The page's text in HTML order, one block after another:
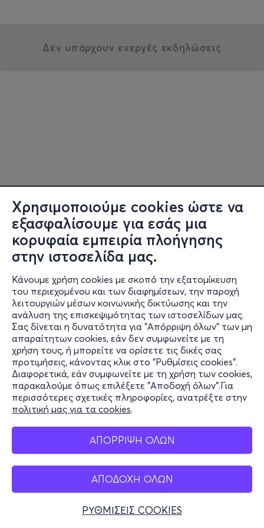
Χρησιμοποιούμε cookies ώστε να
εξασφαλίσουμε για εσάς μια
κορυφαία εμπειρία πλοήγησης
στην ιστοσελίδα μας.
Κάνουμε χρήση cookies με σκοπό την εξατομίκευση
του περιεχομένου και των διαφημίσεων, την παροχή
λειτουργιών μέσων κοινωνικής δικτύωσης και την
ανάλυση της επισκεψιμότητας των ιστοσελίδων μας.
Σας δίνεται η δυνατότητα για "Απόρριψη όλων" των μη
απαραίτητων cookies, εάν δεν συμφωνείτε με τη
χρήση τους, ή μπορείτε να ορίσετε τις δικές σας
προτιμήσεις, κάνοντας κλικ στο "Ρυθμίσεις cookies".
Διαφορετικά, εάν συμφωνείτε με τη χρήση των cookies,
παρακαλούμε όπως επιλέξετε "Αποδοχή όλων".Για
περισσότερες σχετικές πληροφορίες, ανατρέξτε στην
πολιτική μας για τα cookies.
ΑΠΟΡΡΙΨΗ ΟΛΩΝ
ΑΠΟΔΟΧΗ ΟΛΩΝ
ΡΥΘΜΙΣΕΙΣ COOKIES
Δεν υπάρχουν ενεργές εκδηλώσεις